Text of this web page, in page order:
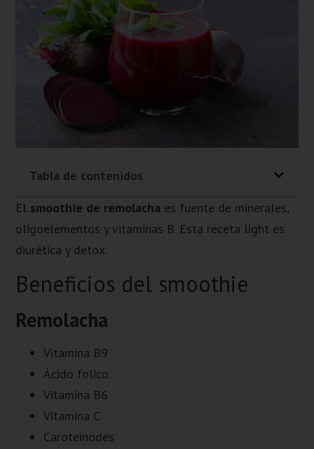
Tabla de contenidos
El smoothie de remolacha es fuente de minerales,
oligoelementos y vitaminas B. Esta receta light es
diurética y detox.
Beneficios del smoothie
Remolacha
Vitamina B9
Ácido folico
Vitamina B6
Vitamina C
Caroteinodes